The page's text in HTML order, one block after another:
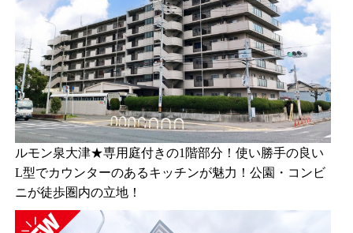
ルモン泉大津★専用庭付きの1階部分！使い勝手の良い
L型でカウンターのあるキッチンが魅力！公園・コンビ
ニが徒歩圏内の立地！